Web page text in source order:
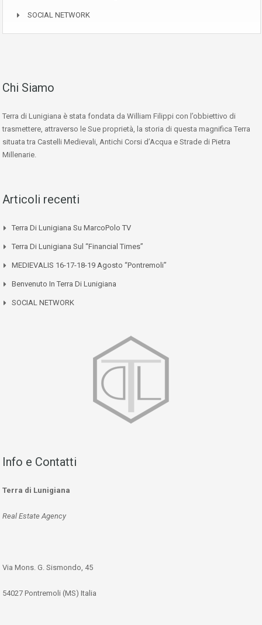
SOCIAL NETWORK
Chi Siamo
Terra di Lunigiana è stata fondata da William Filippi con l’obbiettivo di
trasmettere, attraverso le Sue proprietà, la storia di questa magnifica Terra
situata tra Castelli Medievali, Antichi Corsi d’Acqua e Strade di Pietra
Millenarie.
Articoli recenti
Terra Di Lunigiana Su MarcoPolo TV
Terra Di Lunigiana Sul “Financial Times”
MEDIEVALIS 16-17-18-19 Agosto “Pontremoli”
Benvenuto In Terra Di Lunigiana
SOCIAL NETWORK
Info e Contatti
Terra di Lunigiana
Real Estate Agency
Via Mons. G. Sismondo, 45
54027 Pontremoli (MS) Italia